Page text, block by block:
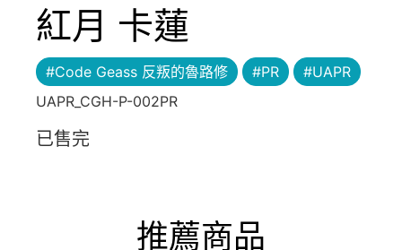
紅月 卡蓮
#Code Geass 反叛的魯路修 #PR
#UAPR
UAPR_CGH-P-002PR
已售完
推薦商品